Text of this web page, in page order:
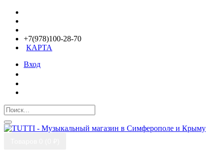
+7(978)100-28-70
КАРТА
Вход